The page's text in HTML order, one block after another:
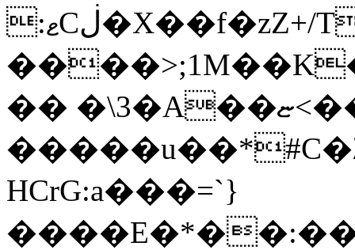
:ޱCڶ�X��f�zZ+/TX?�|
�� �\3�A��ޏ<��L��_�(5� �o�\G�W
HCrG:a���=`}